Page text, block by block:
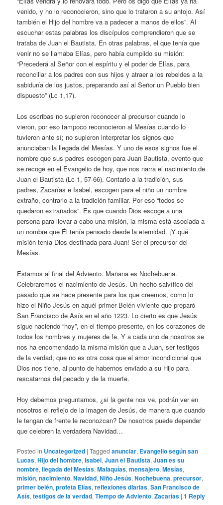
venido, y no lo reconocieron, sino que lo trataron a su antojo. Así
también el Hijo del hombre va a padecer a manos de ellos”. Al
escuchar estas palabras los discípulos comprendieron que se
trataba de Juan el Bautista. En otras palabras, el que tenía que
venir no se llamaba Elías, pero había cumplido su misión:
“Precederá al Señor con el espíritu y el poder de Elías, para
reconciliar a los padres con sus hijos y atraer a los rebeldes a la
sabiduría de los justos, preparando así al Señor un Pueblo bien
dispuesto” (Lc 1,17).
Los escribas no supieron reconocer al precursor cuando lo
vieron, por eso tampoco reconocieron al Mesías cuando lo
tuvieron ante sí; no supieron interpretar los signos que
anunciaban la llegada del Mesías. Y uno de esos signos fue el
nombre que sus padres escogen para Juan Bautista, evento que
se recoge en el Evangelio de hoy, que nos narra el nacimiento de
Juan el Bautista (Lc 1, 57-66). Contario a la tradición, sus
padres, Zacarías e Isabel, escogen para el niño un nombre
extraño, contrario a la tradición familiar. Por eso “todos se
quedaron extrañados”. Es que cuando Dios escoge a una
persona para llevar a cabo una misión, la misma está asociada a
un nombre que Él tenía pensado desde la eternidad. ¡Y qué
misión tenía Dios destinada para Juan! Ser el precursor del
Mesías.
Estamos al final del Adviento. Mañana es Nochebuena.
Celebraremos el nacimiento de Jesús. Un hecho salvífico del
pasado que se hace presente para los que creemos, como lo
hizo el Niño Jesús en aquél primer Belén viviente que preparó
San Francisco de Asís en el año 1223. Lo cierto es que Jesús
sigue naciendo “hoy”, en el tiempo presente, en los corazones de
todos los hombres y mujeres de fe. Y a cada uno de nosotros se
nos ha encomendado la misma misión que a Juan, ser testigos
de la verdad, que no es otra cosa que el amor incondicional que
Dios nos tiene, al punto de habernos enviado a su Hijo para
rescatarnos del pecado y de la muerte.
Hoy debemos preguntarnos, ¿si la gente nos ve, podrán ver en
nosotros el reflejo de la imagen de Jesús, de manera que cuando
le tengan de frente le reconozcan? De nosotros puede depender
que celebren la verdadera Navidad…
Posted in Uncategorized |Tagged anunciar, Evangelio según san
Lucas,Hijo del hombre,Isabel,Juan el Bautista,Juan es su
nombre,llegada del Mesías,Malaquías,mensajero,Mesías,
misión,nacimiento,Navidad,Niño Jesús,Nochebuena,precursor,
primer belén,profeta Elías,reflexiones diarias,San Francisco de
Asís,testigos de la verdad,Tiempo de Adviento,Zacarías |1 Reply